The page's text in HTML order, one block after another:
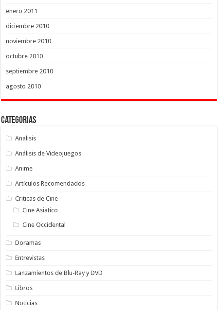
enero 2011
diciembre 2010
noviembre 2010
octubre 2010
septiembre 2010
agosto 2010
Categorias
Analisis
Análisis de Videojuegos
Anime
Artículos Recomendados
Criticas de Cine
Cine Asiatico
Cine Occidental
Doramas
Entrevistas
Lanzamientos de Blu-Ray y DVD
Libros
Noticias